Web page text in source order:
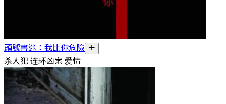
頭號書迷：我比你危險
杀人犯 连环凶案 爱情